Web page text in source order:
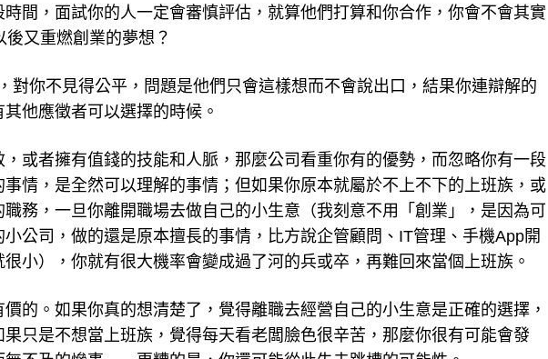
間，面試你的人一定會審慎評估，就算他們打算和你合作，你會不會其實
又重燃創業的夢想？
對你不見得公平，問題是他們只會這樣想而不會說出口，結果你連辯解的
他應徵者可以選擇的時候。
或者擁有值錢的技能和人脈，那麼公司看重你有的優勢，而忽略你有一段
情，是全然可以理解的事情；但如果你原本就屬於不上不下的上班族，或
務，一旦你離開職場去做自己的小生意（我刻意不用「創業」，是因為可
公司，做的還是原本擅長的事情，比方說企管顧問、IT管理、手機App開
小），你就有很大機率會變成過了河的兵或卒，再難回來當個上班族。
的。如果你真的想清楚了，覺得離職去經營自己的小生意是正確的選擇，
只是不想當上班族，覺得每天看老闆臉色很辛苦，那麼你很有可能會發